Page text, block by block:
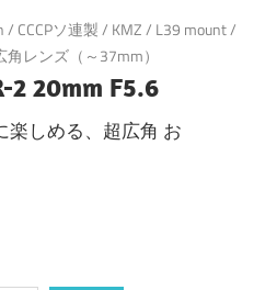
/ CCCPソ連製/ KMZ/ L39 mount/
角レンズ（～37mm）
2 20mm F5.6
楽しめる、超広角 お